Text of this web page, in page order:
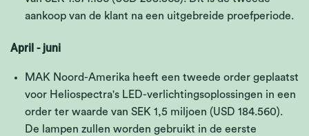
aankoop van de klant na een uitgebreide proefperiode.
April - juni
MAK Noord-Amerika heeft een tweede order geplaatst
voor Heliospectra's LED-verlichtingsoplossingen in een
order ter waarde van SEK 1,5 miljoen (USD 184.560).
De lampen zullen worden gebruikt in de eerste